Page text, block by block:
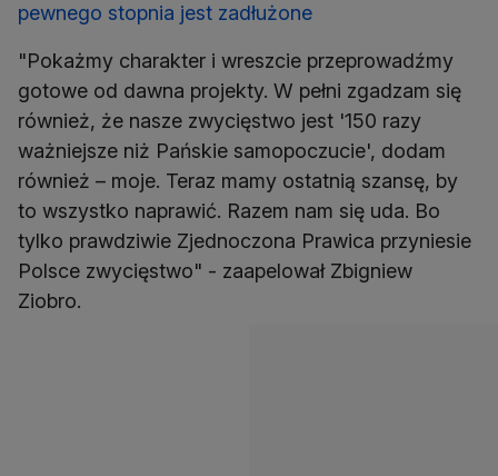
pewnego stopnia jest zadłużone
"Pokażmy charakter i wreszcie przeprowadźmy
gotowe od dawna projekty. W pełni zgadzam się
również, że nasze zwycięstwo jest '150 razy
ważniejsze niż Pańskie samopoczucie', dodam
również – moje. Teraz mamy ostatnią szansę, by
to wszystko naprawić. Razem nam się uda. Bo
tylko prawdziwie Zjednoczona Prawica przyniesie
Polsce zwycięstwo" - zaapelował Zbigniew
Ziobro.